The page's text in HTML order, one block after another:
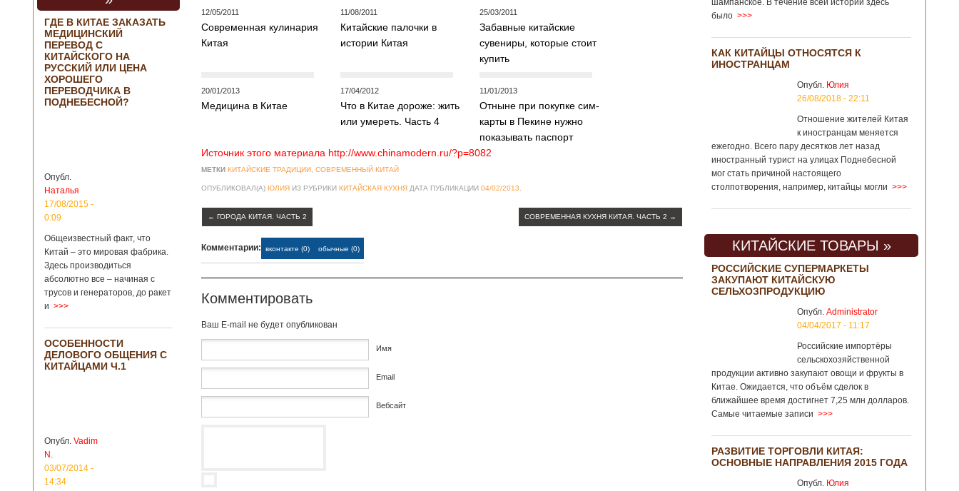
21/02/2019 - 22:26
В Китае найден
древний
крупный
бирюзовый
рудник
Китайским
археологам
удалось
обнаружить
крупнейший рудник
по добыче бирюзы
северо-западе
Китая. Об этом
сообщает
агентство Синьхуа,
Синьцзянский
институт
археологии и
культурных
реликвий. Площадь
участка, на
котором добывали
квадратных
километров.
Сообщается, что
12/02/2019 - 10:40
Удивительные
для туристов
вещи в Китае
Традиции и
образ жизни
ГДЕ В КИТАЕ ЗАКАЗАТЬ
МЕДИЦИНСКИЙ
ПЕРЕВОД С
КИТАЙСКОГО НА
РУССКИЙ ИЛИ ЦЕНА
ХОРОШЕГО
ПЕРЕВОДЧИКА В
ПОДНЕБЕСНОЙ?
Опубл.
Наталья
17/08/2015 -
0:09
Общеизвестный факт, что
Китай – это мировая фабрика.
Здесь производиться
абсолютно все – начиная с
трусов и генераторов, до ракет
и >>>
ОСОБЕННОСТИ
ДЕЛОВОГО ОБЩЕНИЯ С
КИТАЙЦАМИ Ч.1
Опубл. Vadim
N.
03/07/2014 -
14:34
12/05/2011
Современная кулинария
Китая
11/08/2011
Китайские палочки в
истории Китая
25/03/2011
Забавные китайские
сувениры, которые стоит
купить
20/01/2013
Медицина в Китае
17/04/2012
Что в Китае дороже: жить
или умереть. Часть 4
11/01/2013
Отныне при покупке сим-
карты в Пекине нужно
показывать паспорт
Источник этого материала http://www.chinamodern.ru/?p=8082
МЕТКИ КИТАЙСКИЕ ТРАДИЦИИ СОВРЕМЕННЫЙ КИТАЙ
ОПУБЛИКОВАЛ(А) ЮЛИЯ ИЗ РУБРИКИ КИТАЙСКАЯ КУХНЯ ДАТА ПУБЛИКАЦИИ 04/02/2013
← ГОРОДА КИТАЯ. ЧАСТЬ 2 СОВРЕМЕННАЯ КУХНЯ КИТАЯ. ЧАСТЬ 2 →
Комментарии: вконтакте (0) обычные (0)
Комментировать
Baш E-mail не будет опубликован
Имя
Email
Вебсайт
шампанское. В течение всей истории здесь
было >>>
КАК КИТАЙЦЫ ОТНОСЯТСЯ К
ИНОСТРАНЦАМ
Опубл. Юлия
26/08/2018 - 22:11
Отношение жителей Китая
к иностранцам меняется
ежегодно. Всего пару десятков лет назад
иностранный турист на улицах Поднебесной
мог стать причиной настоящего
столпотворения, например, китайцы могли >>>
КИТАЙСКИЕ ТОВАРЫ »
РОССИЙСКИЕ СУПЕРМАРКЕТЫ
ЗАКУПАЮТ КИТАЙСКУЮ
СЕЛЬХОЗПРОДУКЦИЮ
Опубл. Administrator
04/04/2017 - 11:17
Российские импортёры
сельскохозяйственной
продукции активно закупают овощи и фрукты в
Китае. Ожидается, что объём сделок в
ближайшее время достигнет 7,25 млн долларов.
Самые читаемые записи >>>
РАЗВИТИЕ ТОРГОВЛИ КИТАЯ:
ОСНОВНЫЕ НАПРАВЛЕНИЯ 2015 ГОДА
Опубл. Юлия